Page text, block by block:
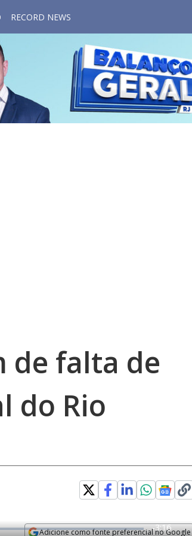
RECORD NEWS
de falta de
do Rio
Adicione como fonte preferencial no Google
R
-3:16